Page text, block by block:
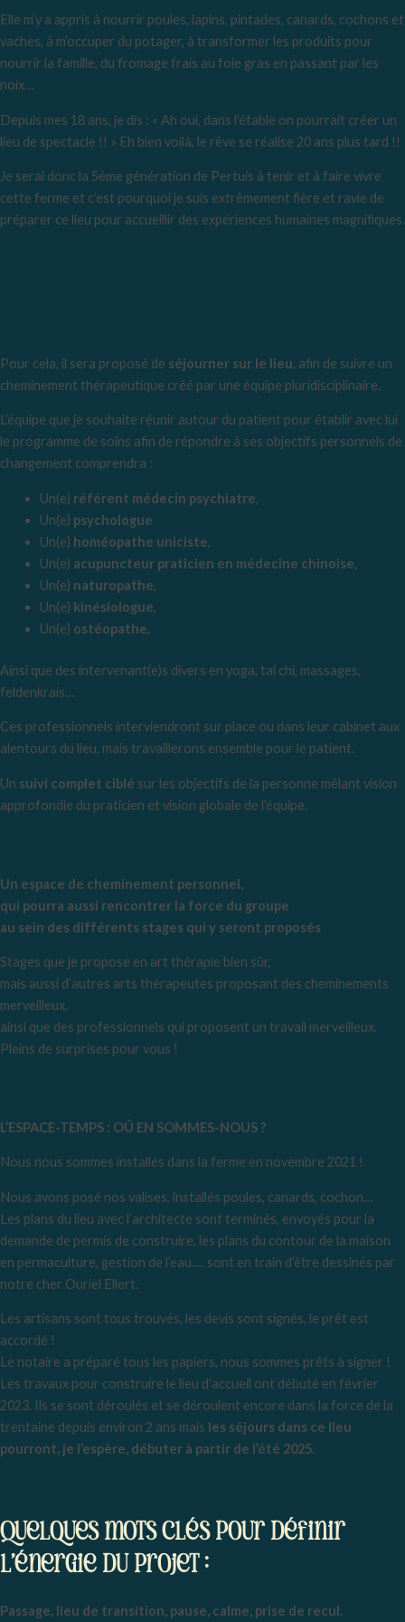
Elle m’y a appris à nourrir poules, lapins, pintades, canards, cochons et
vaches, à m’occuper du potager, à transformer les produits pour
nourrir la famille, du fromage frais au foie gras en passant par les
noix…
Depuis mes 18 ans, je dis : « Ah oui, dans l’étable on pourrait créer un
lieu de spectacle !! » Eh bien voilà, le rêve se réalise 20 ans plus tard !!
Je serai donc la 5éme génération de Pertuis à tenir et à faire vivre
cette ferme et c’est pourquoi je suis extrêmement fière et ravie de
préparer ce lieu pour accueillir des expériences humaines magnifiques.
Pour cela, il sera proposé de séjourner sur le lieu, afin de suivre un
cheminement thérapeutique créé par une équipe pluridisciplinaire.
L’équipe que je souhaite réunir autour du patient pour établir avec lui
le programme de soins afin de répondre à ses objectifs personnels de
changement comprendra :
Un(e) référent médecin psychiatre,
Un(e) psychologue
Un(e) homéopathe uniciste,
Un(e) acupuncteur praticien en médecine chinoise,
Un(e) naturopathe,
Un(e) kinésiologue,
Un(e) ostéopathe,
Ainsi que des intervenant(e)s divers en yoga, tai chi, massages,
feldenkrais…
Ces professionnels interviendront sur place ou dans leur cabinet aux
alentours du lieu, mais travaillerons ensemble pour le patient.
Un suivi complet ciblé sur les objectifs de la personne mêlant vision
approfondie du praticien et vision globale de l’équipe.
Un espace de cheminement personnel,
qui pourra aussi rencontrer la force du groupe
au sein des différents stages qui y seront proposés
Stages que je propose en art thérapie bien sûr,
mais aussi d’autres arts thérapeutes proposant des cheminements
merveilleux,
ainsi que des professionnels qui proposent un travail merveilleux.
Pleins de surprises pour vous !
L’ESPACE-TEMPS : OÚ EN SOMMES-NOUS ?
Nous nous sommes installés dans la ferme en novembre 2021 !
Nous avons posé nos valises, installés poules, canards, cochon…
Les plans du lieu avec l’architecte sont terminés, envoyés pour la
demande de permis de construire, les plans du contour de la maison
en permaculture, gestion de l’eau…. sont en train d’être dessinés par
notre cher Ouriel Ellert.
Les artisans sont tous trouvés, les devis sont signés, le prêt est
accordé !
Le notaire a préparé tous les papiers, nous sommes prêts à signer !
Les travaux pour construire le lieu d’accueil ont débuté en février
2023. Ils se sont déroulés et se déroulent encore dans la force de la
trentaine depuis environ 2 ans mais les séjours dans ce lieu
pourront, je l’espère, débuter à partir de l’été 2025.
Quelques mots clés pour définir
l’énergie du projet :
Passage, lieu de transition, pause, calme, prise de recul.